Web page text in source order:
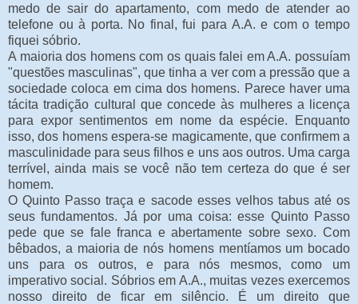
medo de sair do apartamento, com medo de atender ao
telefone ou à porta. No final, fui para A.A. e com o tempo
fiquei sóbrio.
A maioria dos homens com os quais falei em A.A. possuíam
"questões masculinas", que tinha a ver com a pressão que a
sociedade coloca em cima dos homens. Parece haver uma
tácita tradição cultural que concede às mulheres a licença
para expor sentimentos em nome da espécie. Enquanto
isso, dos homens espera-se magicamente, que confirmem a
masculinidade para seus filhos e uns aos outros. Uma carga
terrível, ainda mais se você não tem certeza do que é ser
homem.
O Quinto Passo traça e sacode esses velhos tabus até os
seus fundamentos. Já por uma coisa: esse Quinto Passo
pede que se fale franca e abertamente sobre sexo. Com
bêbados, a maioria de nós homens mentíamos um bocado
uns para os outros, e para nós mesmos, como um
imperativo social. Sóbrios em A.A., muitas vezes exercemos
nosso direito de ficar em silêncio. É um direito que